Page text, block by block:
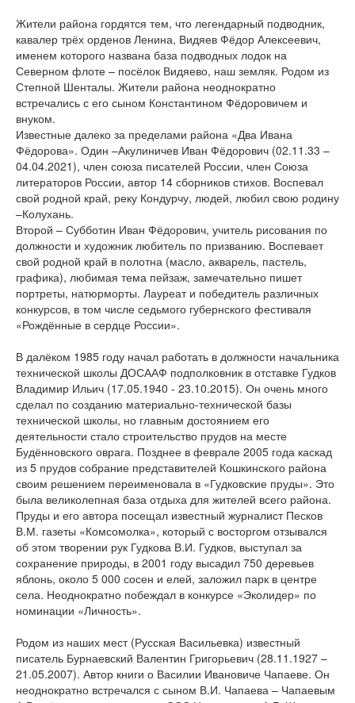
Жители района гордятся тем, что легендарный подводник,
кавалер трёх орденов Ленина, Видяев Фёдор Алексеевич,
именем которого названа база подводных лодок на
Северном флоте – посёлок Видяево, наш земляк. Родом из
Степной Шенталы. Жители района неоднократно
встречались с его сыном Константином Фёдоровичем и
внуком.
Известные далеко за пределами района «Два Ивана
Фёдорова». Один –Акулиничев Иван Фёдорович (02.11.33 –
04.04.2021), член союза писателей России, член Союза
литераторов России, автор 14 сборников стихов. Воспевал
свой родной край, реку Кондурчу, людей, любил свою родину
–Колухань.
Второй – Субботин Иван Фёдорович, учитель рисования по
должности и художник любитель по призванию. Воспевает
свой родной край в полотна (масло, акварель, пастель,
графика), любимая тема пейзаж, замечательно пишет
портреты, натюрморты. Лауреат и победитель различных
конкурсов, в том числе седьмого губернского фестиваля
«Рождённые в сердце России».
В далёком 1985 году начал работать в должности начальника
технической школы ДОСААФ подполковник в отставке Гудков
Владимир Ильич (17.05.1940 - 23.10.2015). Он очень много
сделал по созданию материально-технической базы
технической школы, но главным достоянием его
деятельности стало строительство прудов на месте
Будённовского оврага. Позднее в феврале 2005 года каскад
из 5 прудов собрание представителей Кошкинского района
своим решением переименовала в «Гудковские пруды». Это
была великолепная база отдыха для жителей всего района.
Пруды и его автора посещал известный журналист Песков
В.М. газеты «Комсомолка», который с восторгом отзывался
об этом творении рук Гудкова В.И. Гудков, выступал за
сохранение природы, в 2001 году высадил 750 деревьев
яблонь, около 5 000 сосен и елей, заложил парк в центре
села. Неоднократно побеждал в конкурсе «Эколидер» по
номинации «Личность».
Родом из наших мест (Русская Васильевка) известный
писатель Бурнаевский Валентин Григорьевич (28.11.1927 –
21.05.2007). Автор книги о Василии Ивановиче Чапаеве. Он
неоднократно встречался с сыном В.И. Чапаева – Чапаевым